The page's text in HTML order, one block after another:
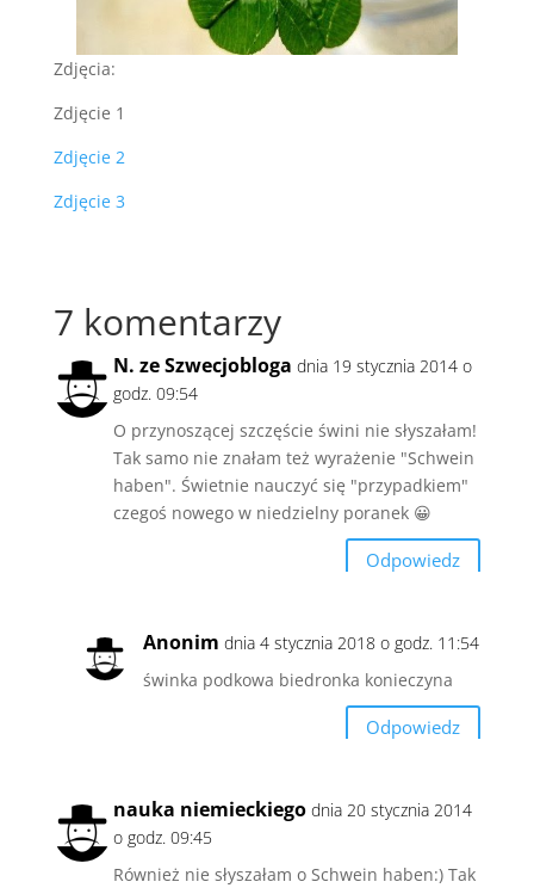
Zdjęcia:
Zdjęcie 1
Zdjęcie 2
Zdjęcie 3
7 komentarzy
N. ze Szwecjobloga dnia 19 stycznia 2014 o
godz. 09:54
O przynoszącej szczęście świni nie słyszałam!
Tak samo nie znałam też wyrażenie "Schwein
haben". Świetnie nauczyć się "przypadkiem"
czegoś nowego w niedzielny poranek 😀
Odpowiedz
Anonim dnia 4 stycznia 2018 o godz. 11:54
świnka podkowa biedronka konieczyna
Odpowiedz
nauka niemieckiego dnia 20 stycznia 2014
o godz. 09:45
Również nie słyszałam o Schwein haben:) Tak